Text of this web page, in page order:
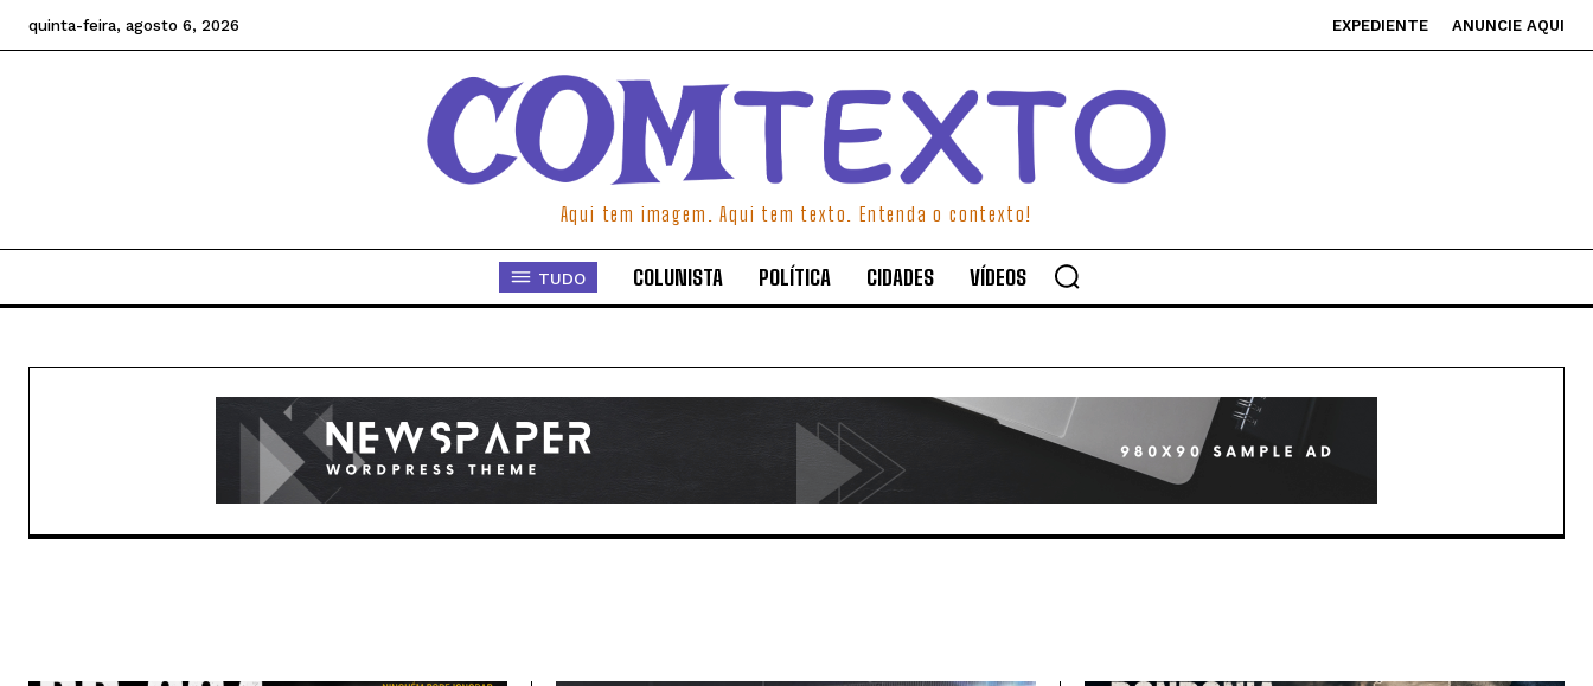
quinta-feira, agosto 6, 2026 EXPEDIENTE ANUNCIE AQUI
Aqui tem imagem. Aqui tem texto. Entenda o contexto!
TUDO COLUNISTA POLÍTICA CIDADES VÍDEOS